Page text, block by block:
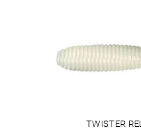
TWISTER